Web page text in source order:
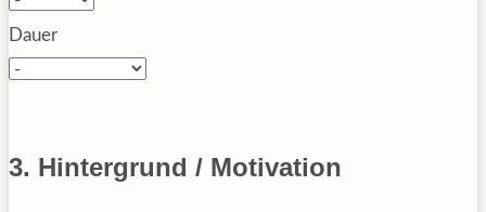
Dauer
3. Hintergrund / Motivation